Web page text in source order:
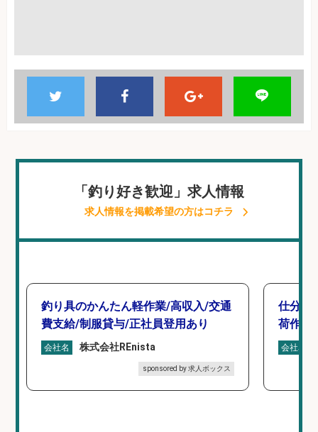
「釣り好き歓迎」求人情報
求人情報を掲載希望の方はコチラ
釣り具のかんたん軽作業/高収入/交通
費支給/制服貸与/正社員登用あり
会社名 株式会社REnista
sponsored by 求人ボックス
仕分け
荷作業
会社名